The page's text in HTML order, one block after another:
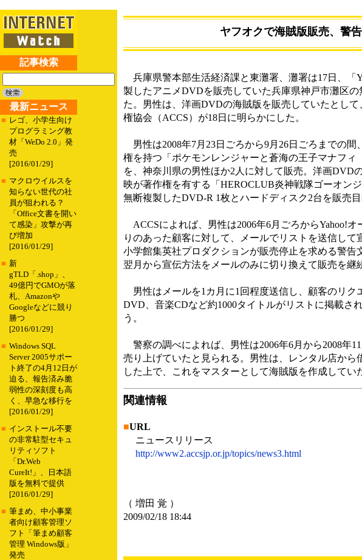
記事検索
最新ニュース
■ レゴ、小学生向け
プログラミング教
材「WeDo 2.0」発
売
[2016/01/29]
■ マクロウイルスを
知らない世代の社
員が狙われる？
「Office文書を開い
て感染」攻撃が再
び増加
[2016/01/29]
■ 新
gTLD「.shop」、
49億円でGMOが落
札、Amazonや
Googleなどに競り
勝つ
[2016/01/29]
■ Windows SQL
Server 2005サポー
ト終了の4月12日が
迫る、報告済み脆
弱性の深刻度も高
く、早急な移行を
[2016/01/29]
■ インストール不要
の非常駐型セキュ
リティソフト
「Dr.Web
CureIt!」、日本語
版を無料で提供
[2016/01/29]
■ 筆まめ、中小事業
者向け顧客管理ソ
フト「筆まめ顧客
管理 Windows版」
発売
ヤフオクで海賊版販売、警
兵庫県警本部生活経済課と東灘署、灘署は17日、「
製したアニメDVDを販売していた兵庫県神戸市灘区
た。男性は、洋画DVDの海賊版を販売していたとし
権協会（ACCS）が18日に明らかにした。
男性は2008年7月23日ごろから9月26日ごろまでの
権を持つ「ポケモンレンジャーと蒼海の王子マナフ
を、神奈川県の男性ほか2人に対して販売。洋画DVD
映が著作権を有する「HEROCLUB炎神戦隊ゴーオン
無断複製したDVD-R 1枚とハードディスク2台を販売
ACCSによれば、男性は2006年6月ごろからYahoo!
りのあった顧客に対して、メールでリストを送信して
小学館集英社プロダクションが販売停止を求める警
翌月から宣伝方法をメールのみに切り換えて販売を継
男性はメールを1カ月に1回程度送信し、顧客のリク
DVD、音楽CDなど約1000タイトルがリストに掲載さ
う。
警察の調べによれば、男性は2006年6月から2008年
売り上げていたと見られる。男性は、レンタル店か
した上で、これをマスターとして海賊版を作成してい
関連情報
■URL
ニュースリリース
http://www2.accsjp.or.jp/topics/news3.html
（ 増田 覚 ）
2009/02/18 18:44